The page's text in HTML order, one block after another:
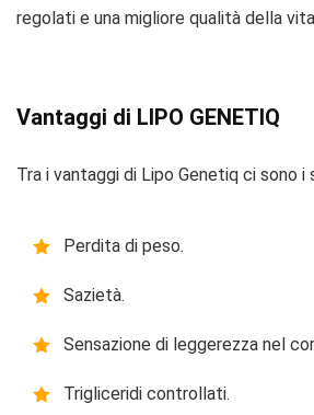
regolati e una migliore qualità della
Vantaggi di LIPO GENETIQ
Tra i vantaggi di Lipo Genetiq ci sono i
Perdita di peso.
Sazietà.
Sensazione di leggerezza nel
Trigliceridi controllati.